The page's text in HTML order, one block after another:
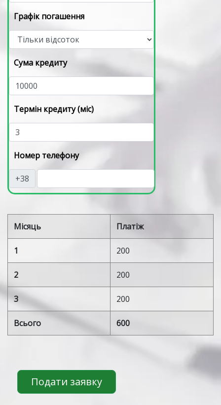
Графік погашення
Сума кредиту
Термін кредиту (міс)
Номер телефону
+38
Місяць Платіж
1 200
2 200
3 200
Всього 600
Подати заявку